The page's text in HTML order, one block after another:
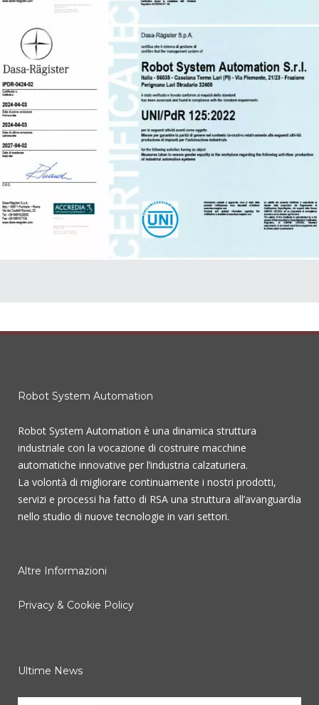
Robot System Automation
Robot System Automation è una dinamica struttura
industriale con la vocazione di costruire macchine
automatiche innovative per l’industria calzaturiera.
La volontà di migliorare continuamente i nostri prodotti,
servizi e processi ha fatto di RSA una struttura all’avanguardia
nello studio di nuove tecnologie in vari settori.
Altre Informazioni
Privacy & Cookie Policy
Ultime News